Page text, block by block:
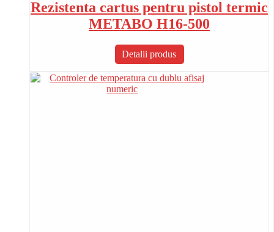
Rezistenta cartus pentru pistol termic
METABO H16-500
Detalii produs